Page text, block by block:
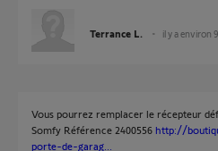
Terrance L. il y a environ
Vous pourrez remplacer le récepteur
Somfy Référence 2400556 http://
porte-de-garag...